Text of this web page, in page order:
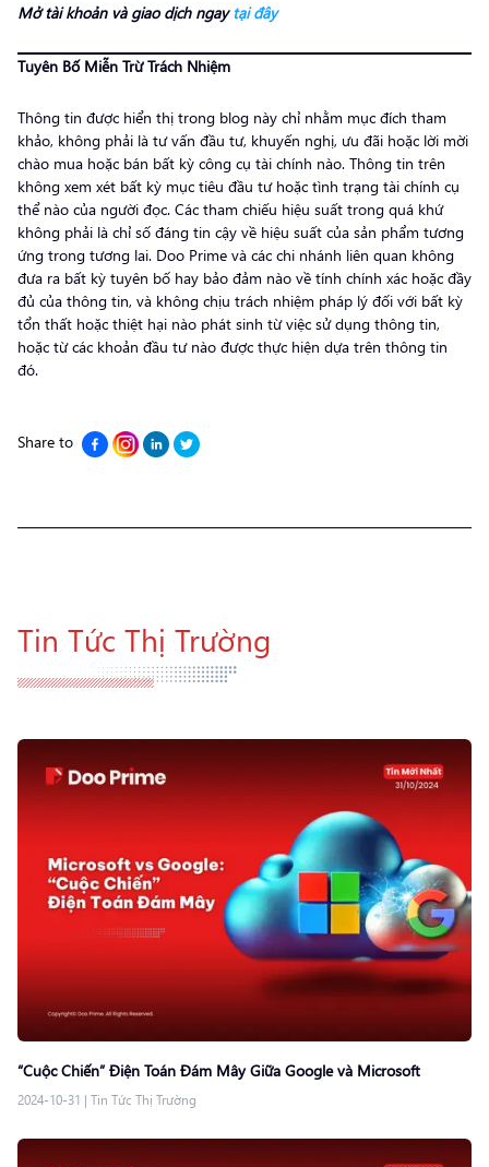
Mở tài khoản và giao dịch ngaytại đây
Tuyên Bố Miễn Trừ Trách Nhiệm
Thông tin được hiển thị trong blog này chỉ nhằm mục đích tham
khảo, không phải là tư vấn đầu tư, khuyến nghị, ưu đãi hoặc lời mời
chào mua hoặc bán bất kỳ công cụ tài chính nào. Thông tin trên
không xem xét bất kỳ mục tiêu đầu tư hoặc tình trạng tài chính cụ
thể nào của người đọc. Các tham chiếu hiệu suất trong quá khứ
không phải là chỉ số đáng tin cậy về hiệu suất của sản phẩm tương
ứng trong tương lai. Doo Prime và các chi nhánh liên quan không
đưa ra bất kỳ tuyên bố hay bảo đảm nào về tính chính xác hoặc đầy
đủ của thông tin, và không chịu trách nhiệm pháp lý đối với bất kỳ
tổn thất hoặc thiệt hại nào phát sinh từ việc sử dụng thông tin,
hoặc từ các khoản đầu tư nào được thực hiện dựa trên thông tin
đó.
Share to
Tin Tức Thị Trường
“Cuộc Chiến” Điện Toán Đám Mây Giữa Google và Microsoft
2024-10-31 | Tin Tức Thị Trường